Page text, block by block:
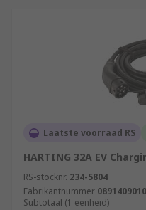
Laatste voorraad RS
HARTING 32A EV
RS-stocknr. 234-5804
Fabrikantnummer
Subtotaal (1 eenheid)